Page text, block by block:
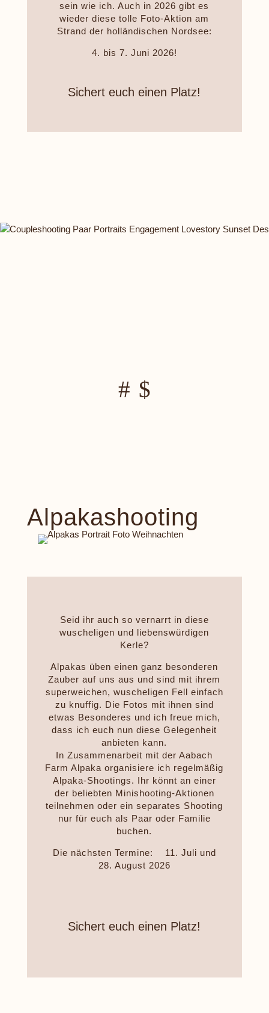
sein wie ich. Auch in 2026 gibt es
wieder diese tolle Foto-Aktion am
Strand der holländischen Nordsee:
4. bis 7. Juni 2026!
Sichert euch einen Platz!
Alpakashooting
Seid ihr auch so vernarrt in diese
wuscheligen und liebenswürdigen
Kerle?
Alpakas üben einen ganz besonderen
Zauber auf uns aus und sind mit ihrem
superweichen, wuscheligen Fell einfach
zu knuffig. Die Fotos mit ihnen sind
etwas Besonderes und ich freue mich,
dass ich euch nun diese Gelegenheit
anbieten kann.
In Zusammenarbeit mit der Aabach
Farm Alpaka organisiere ich regelmäßig
Alpaka-Shootings. Ihr könnt an einer
der beliebten Minishooting-Aktionen
teilnehmen oder ein separates Shooting
nur für euch als Paar oder Familie
buchen.
Die nächsten Termine: 11. Juli und
28. August 2026
Sichert euch einen Platz!